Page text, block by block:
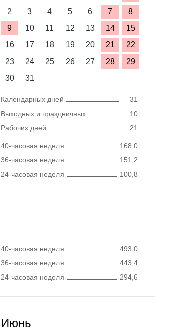
2
3 4 5 6 7
8
9
10 11 12 13 14
15
16
17 18 19 20 21
22
23
24 25 26 27 28
29
30
31
Календарных дней
31
Выходных и праздничных
10
Рабочих дней
21
40-часовая неделя
168,0
36-часовая неделя
151,2
24-часовая неделя
100,8
40-часовая неделя
493,0
36-часовая неделя
443,4
24-часовая неделя
294,6
Июнь